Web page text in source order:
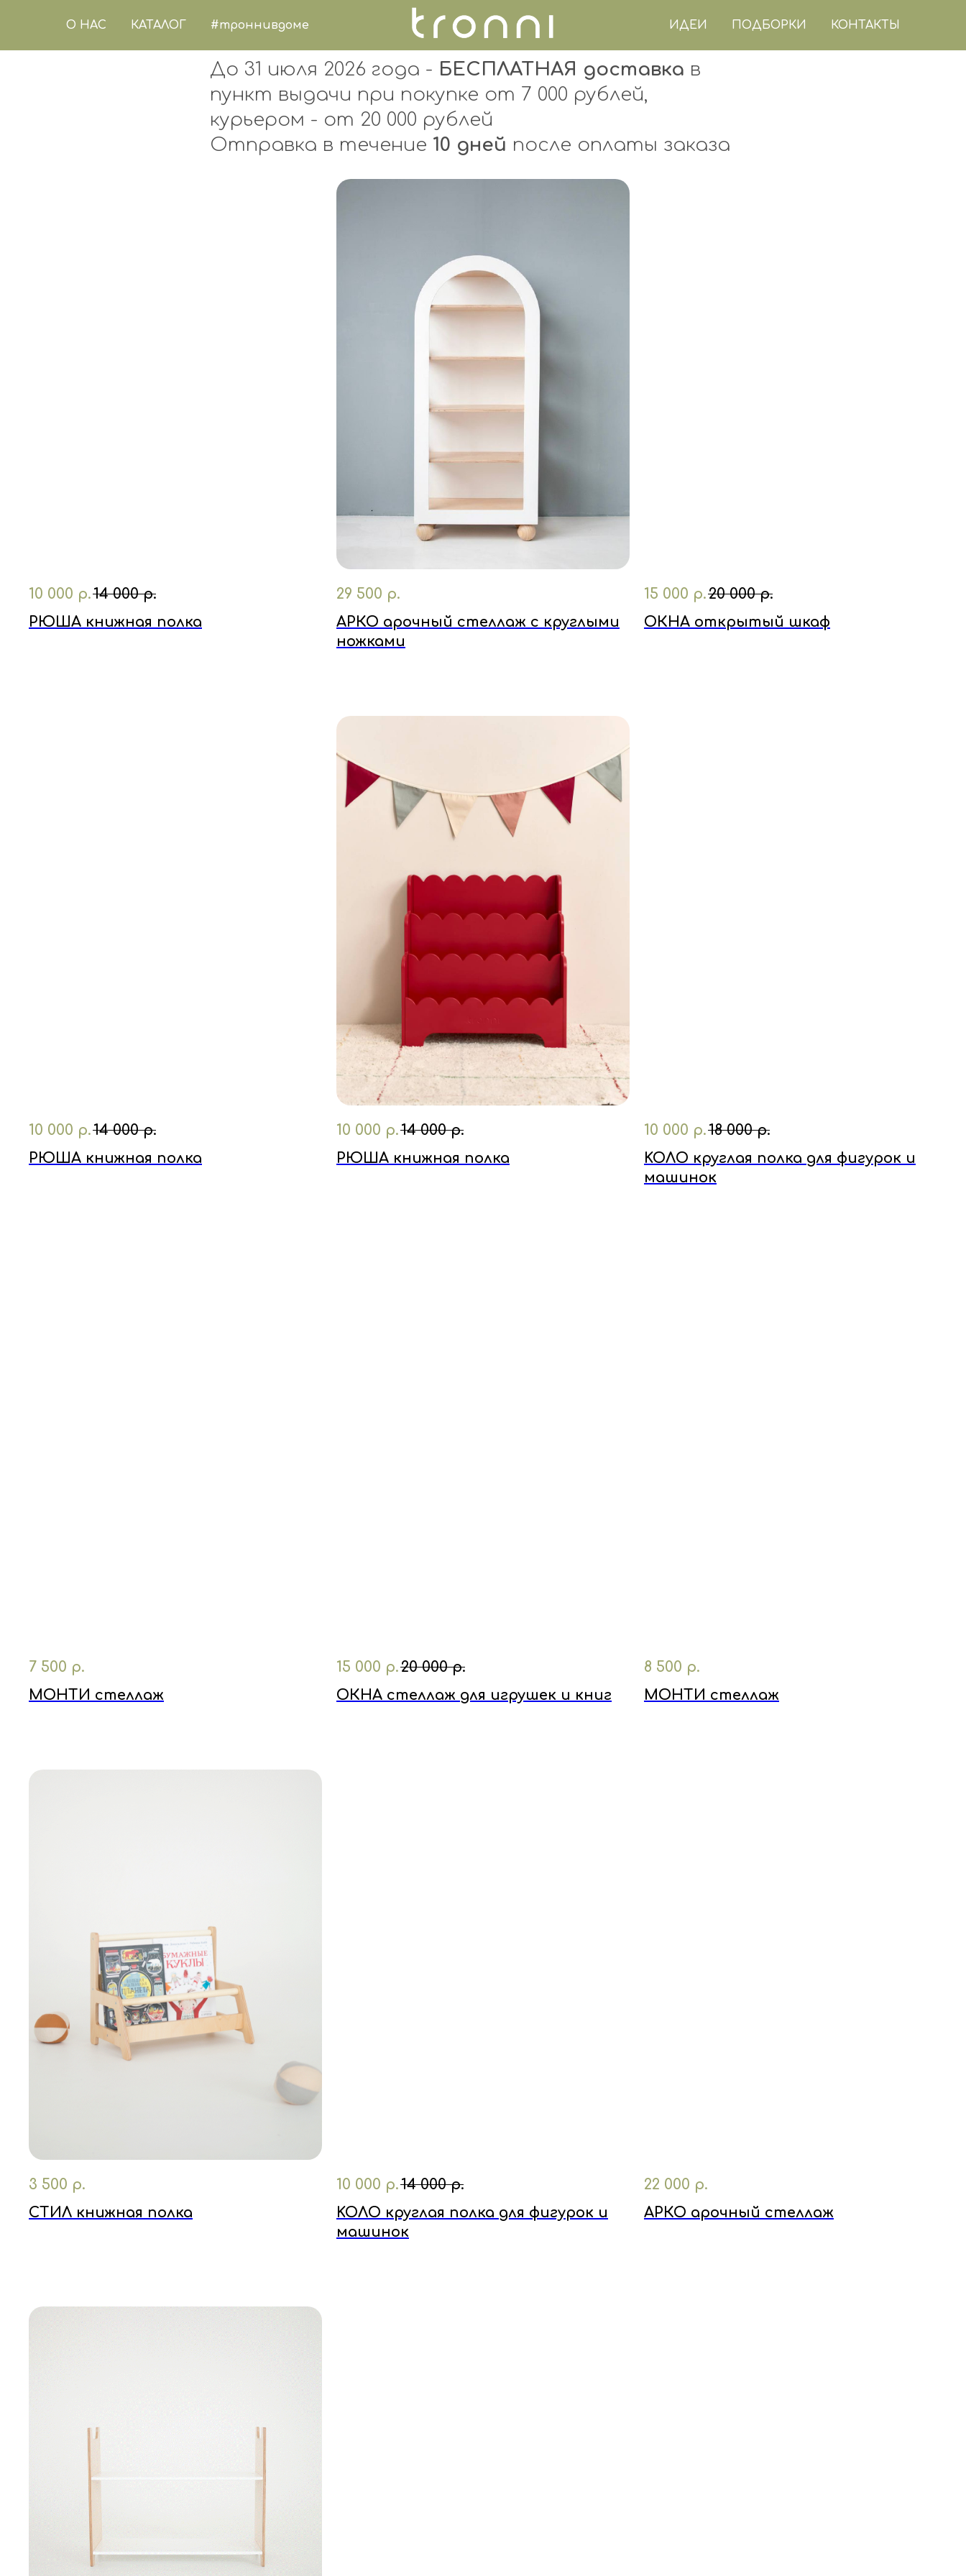
О НАС КАТАЛОГ #троннивдоме ИДЕИ ПОДБОРКИ КОНТАКТЫ
До 31 июля 2026 года - БЕСПЛАТНАЯ доставка в
пункт выдачи при покупке от 7 000 рублей,
курьером - от 20 000 рублей
Отправка в течение 10 дней после оплаты заказа
10 000 р.14 000 р.
РЮША книжная полка
29 500 р.
АРКО арочный стеллаж с круглыми
ножками
15 000 р.20 000 р.
ОКНА открытый шкаф
10 000 р.14 000 р.
РЮША книжная полка
10 000 р.14 000 р.
РЮША книжная полка
10 000 р.18 000 р.
KOЛО круглая полка для фигурок и
машинок
7 500 р.
МОНТИ стеллаж
15 000 р.20 000 р.
ОКНА стеллаж для игрушек и книг
8 500 р.
МОНТИ стеллаж
3 500 р.
СТИЛ книжная полка
10 000 р.14 000 р.
KOЛО круглая полка для фигурок и
машинок
22 000 р.
АРКО арочный стеллаж